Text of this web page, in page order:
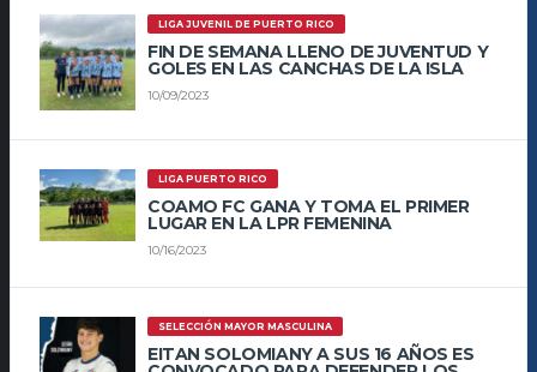
LIGA JUVENIL DE PUERTO RICO
FIN DE SEMANA LLENO DE JUVENTUD Y
GOLES EN LAS CANCHAS DE LA ISLA
10/09/2023
LIGA PUERTO RICO
COAMO FC GANA Y TOMA EL PRIMER
LUGAR EN LA LPR FEMENINA
10/16/2023
SELECCIÓN MAYOR MASCULINA
EITAN SOLOMIANY A SUS 16 AÑOS ES